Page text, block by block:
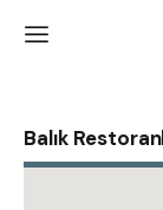
'
Balık